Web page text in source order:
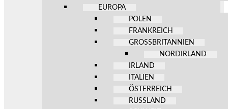
EUROPA
POLEN
FRANKREICH
GROSSBRITANNIEN
NORDIRLAND
IRLAND
ITALIEN
ÖSTERREICH
RUSSLAND